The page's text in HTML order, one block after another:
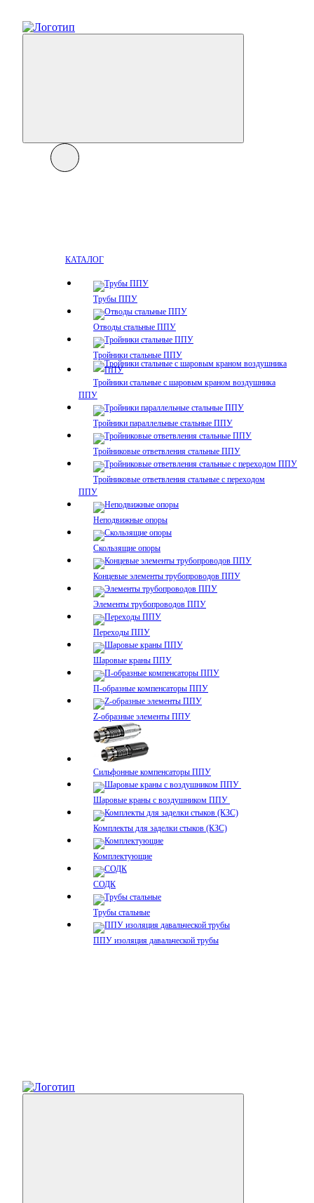
КАТАЛОГ
Трубы ППУ
Отводы стальные ППУ
Тройники стальные ППУ
Тройники стальные с шаровым краном воздушника
ППУ
Тройники параллельные стальные ППУ
Тройниковые ответвления стальные ППУ
Тройниковые ответвления стальные с переходом
ППУ
Неподвижные опоры
Скользящие опоры
Концевые элементы трубопроводов ППУ
Элементы трубопроводов ППУ
Переходы ППУ
Шаровые краны ППУ
П-образные компенсаторы ППУ
Z-образные элементы ППУ
Сильфонные компенсаторы ППУ
Шаровые краны с воздушником ППУ
Комплекты для заделки стыков (КЗС)
Комплектующие
СОДК
Трубы стальные
ППУ изоляция давальческой трубы